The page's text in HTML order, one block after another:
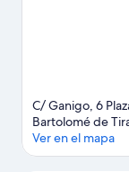
C/ Ganigo, 6
Bartolomé de
Ver en el mapa